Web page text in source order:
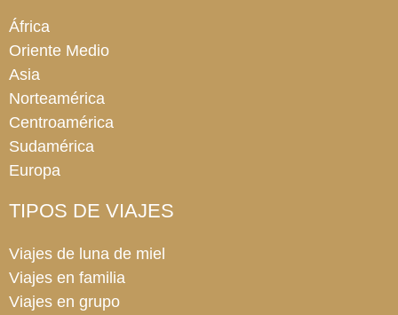
África
Oriente Medio
Asia
Norteamérica
Centroamérica
Sudamérica
Europa
TIPOS DE VIAJES
Viajes de luna de miel
Viajes en familia
Viajes en grupo